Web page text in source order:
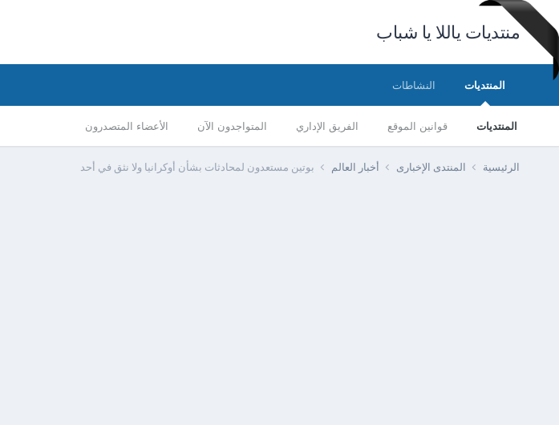
منتديات ياللا يا شباب
المنتديات
المنتديات قوانين الموقع الفريق الإداري المتواجدون الآن الأعضاء المتصدرون
النشاطات
الرئيسية المنتدى الإخبارى أخبار العالم بوتين مستعدون لمحادثات بشأن أوكرانيا ولا نثق في أحد